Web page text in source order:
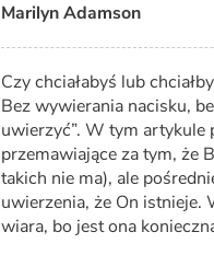
Marilyn Adamson
Czy chciałabyś lub
Bez wywierania nacisku,
uwierzyć”. W tym
przemawiające za tym, że
takich nie ma), ale
uwierzenia, że On istnieje.
wiara, bo jest ona